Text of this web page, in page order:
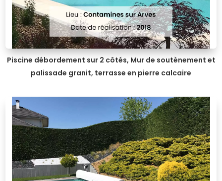
Piscine débordement sur 2 côtés, Mur de soutènement et
palissade granit, terrasse en pierre calcaire